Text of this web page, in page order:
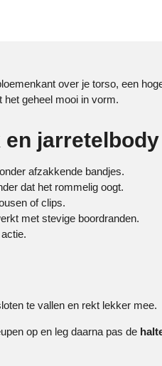
over je torso, een
het geheel mooi in vorm.
afzakkende bandjes.
dat het rommelig oogt.
of clips.
met stevige boordranden.
te vallen en rekt lekker mee.
op en leg daarna pas de